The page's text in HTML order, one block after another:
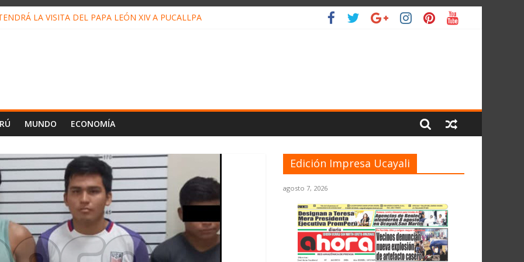
LA VISITA DEL PAPA LEÓN XIV A PUCALLPA
MUNDO ECONOMÍA
Edición Impresa Ucayali
agosto 7, 2026